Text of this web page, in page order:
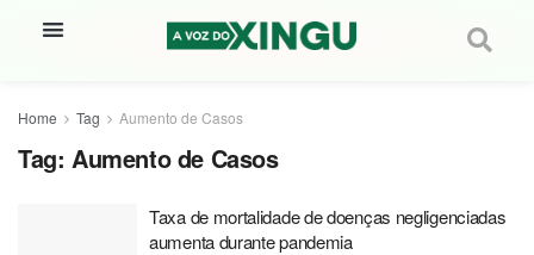
Home Tag Aumento de Casos
Tag: Aumento de Casos
Taxa de mortalidade de doenças negligenciadas
aumenta durante pandemia